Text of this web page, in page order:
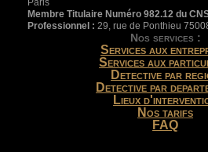
Paris
Membre Titulaire Numéro 982.12 du
Professionnel : 29, rue de Ponthieu
Nos services :
Services aux
Services aux
Detective par
Detective par
Lieux
Nos tarifs
FAQ